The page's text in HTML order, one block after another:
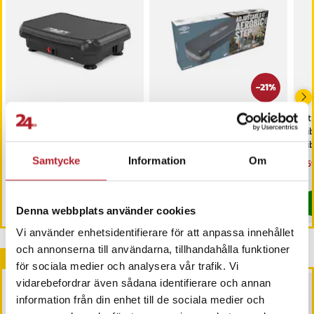
Samtycke Information Om
Denna webbplats använder cookies
Vi använder enhetsidentifierare för att anpassa innehållet
och annonserna till användarna, tillhandahålla funktioner
för sociala medier och analysera vår trafik. Vi
vidarebefordrar även sådana identifierare och annan
information från din enhet till de sociala medier och
Artikelnummer: 73554
Vibrationsplatta med
LCD-display 44cm - Svart
:999 kr
999 kr
I lager, levereras inom 1-2 vardagar
-21%
Step up bräda med 2
Nuvarande pris
329 kr
Andra köpte också